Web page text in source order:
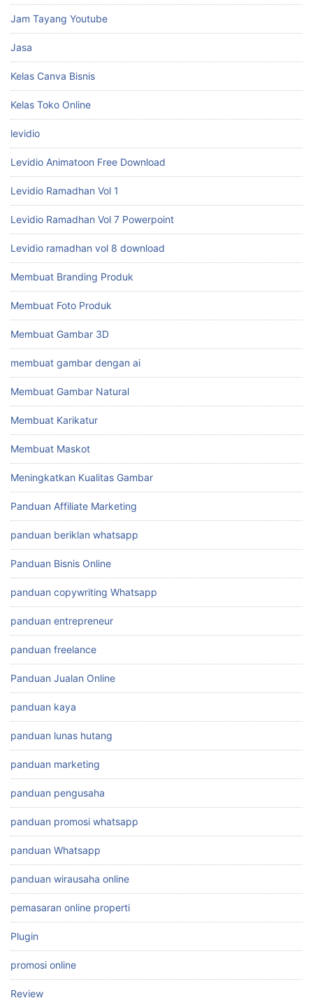
Jam Tayang Youtube
Jasa
Kelas Canva Bisnis
Kelas Toko Online
levidio
Levidio Animatoon Free Download
Levidio Ramadhan Vol 1
Levidio Ramadhan Vol 7 Powerpoint
Levidio ramadhan vol 8 download
Membuat Branding Produk
Membuat Foto Produk
Membuat Gambar 3D
membuat gambar dengan ai
Membuat Gambar Natural
Membuat Karikatur
Membuat Maskot
Meningkatkan Kualitas Gambar
Panduan Affiliate Marketing
panduan beriklan whatsapp
Panduan Bisnis Online
panduan copywriting Whatsapp
panduan entrepreneur
panduan freelance
Panduan Jualan Online
panduan kaya
panduan lunas hutang
panduan marketing
panduan pengusaha
panduan promosi whatsapp
panduan Whatsapp
panduan wirausaha online
pemasaran online properti
Plugin
promosi online
Review